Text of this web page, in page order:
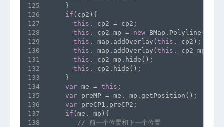
125
126
127
128
129
130
131
132
133
134
135
136
137
138
    }
if (cp2){
this ._cp2 = cp2;
this ._cp2_mp = new BMap.Polyline([
this ._map.addOverlay(this ._cp2);
this ._map.addOverlay(this ._cp2_mp);
this ._cp2_mp.hide();
this ._cp2.hide();
    }
var me = this ;
var preMP = me._mp.getPosition();
var preCP1,preCP2;
if (me._mp){
// 前一个位置和下一个位置